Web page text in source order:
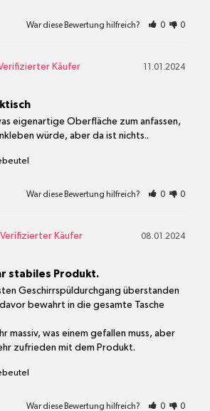
War diese Bewertung hilfreich? 0 0
11.01.2024
eigenartige Oberfläche zum anfassen,
War diese Bewertung hilfreich? 0 0
08.01.2024
stabiles Produkt.
Geschirrspüldurchgang überstanden
bewahrt in die gesamte Tasche
massiv, was einem gefallen muss, aber
zufrieden mit dem Produkt.
War diese Bewertung hilfreich? 0 0